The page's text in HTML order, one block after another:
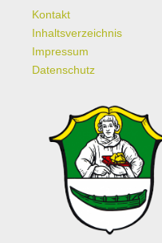
Kontakt
Inhaltsverzeichnis
Impressum
Datenschutz